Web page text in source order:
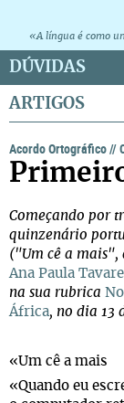
«A língua é como
DÚVIDAS
ARTIGOS
Acordo Ortográfico//
Começando por
quinzenário
("Um cê a mais",
Ana Paula
na sua rubrica
África, no dia 13
«Um cê a mais
«Quando eu